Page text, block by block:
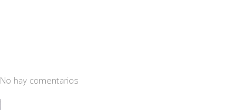
No hay comentarios